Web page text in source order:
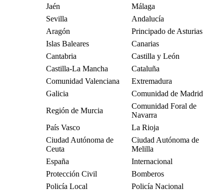
Jaén
Málaga
Sevilla
Andalucía
Aragón
Principado de Asturias
Islas Baleares
Canarias
Cantabria
Castilla y León
Castilla-La Mancha
Cataluña
Comunidad Valenciana
Extremadura
Galicia
Comunidad de Madrid
Región de Murcia
Comunidad Foral de
Navarra
País Vasco
La Rioja
Ciudad Autónoma de
Ceuta
Ciudad Autónoma de
Melilla
España
Internacional
Protección Civil
Bomberos
Policía Local
Policía Nacional